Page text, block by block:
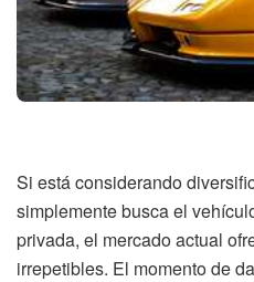
Si está considerando
simplemente busca el
privada, el mercado actual
irrepetibles. El momento de